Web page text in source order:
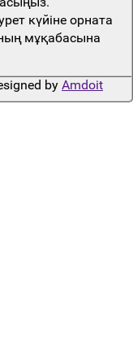
күйіне орната
мұқабасына
by Amdoit